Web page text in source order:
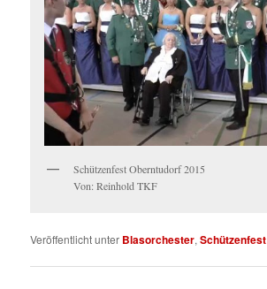
Schützenfest Oberntudorf 2015
Von: Reinhold TKF
Veröffentlicht unter Blasorchester,Schützenfest